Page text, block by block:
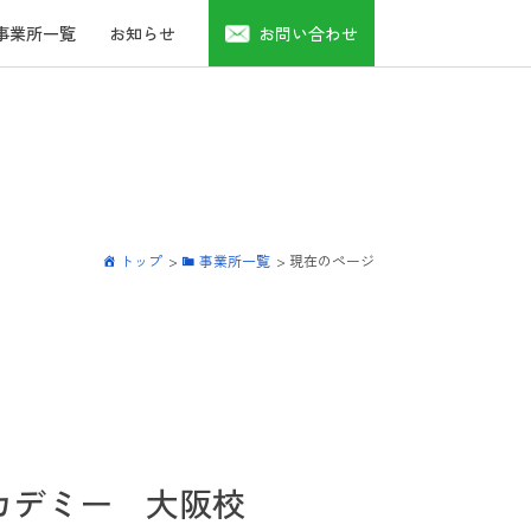
業所一覧 お知らせ お問い合わせ
トップ > 事業所一覧 > 現在のページ
デミー 大阪校